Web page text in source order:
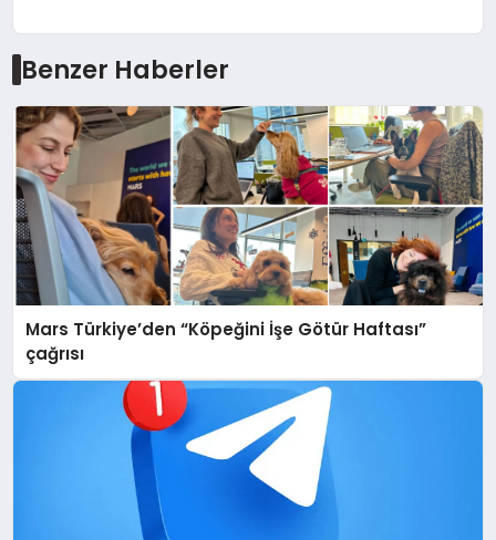
Benzer Haberler
Mars Türkiye’den “Köpeğini İşe Götür Haftası”
çağrısı